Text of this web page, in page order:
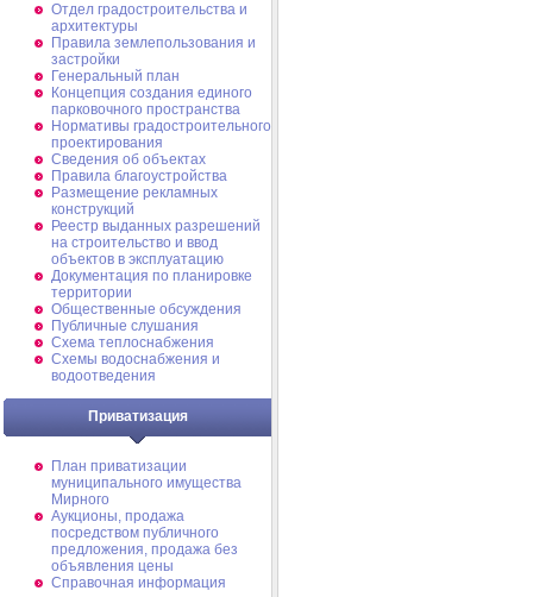
Отдел градостроительства и
архитектуры
Правила землепользования и
застройки
Генеральный план
Концепция создания единого
парковочного пространства
Нормативы градостроительного
проектирования
Сведения об объектах
Правила благоустройства
Размещение рекламных
конструкций
Реестр выданных разрешений
на строительство и ввод
объектов в эксплуатацию
Документация по планировке
территории
Общественные обсуждения
Публичные слушания
Схема теплоснабжения
Схемы водоснабжения и
водоотведения
Приватизация
План приватизации
муниципального имущества
Мирного
Аукционы, продажа
посредством публичного
предложения, продажа без
объявления цены
Справочная информация